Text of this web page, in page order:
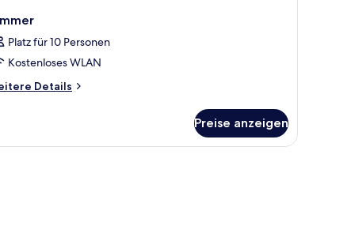
Platz für 10 Personen
Kostenloses WLAN
Details
Preise anzeigen